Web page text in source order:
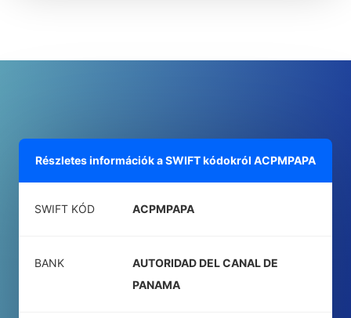
Részletes információk a SWIFT kódokról ACPMPAPA
SWIFT KÓD ACPMPAPA
BANK
AUTORIDAD DEL CANAL DE
PANAMA